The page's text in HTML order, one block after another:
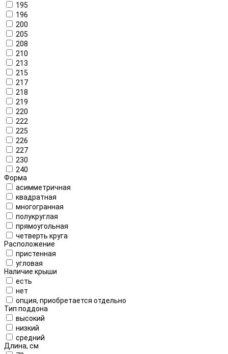
195
196
200
205
208
210
213
215
217
218
219
220
222
225
226
227
230
240
Форма
асимметричная
квадратная
многогранная
полукруглая
прямоугольная
четверть круга
Расположение
пристенная
угловая
Наличие крыши
есть
нет
опция, приобретается отдельно
Тип поддона
высокий
низкий
средний
Длина, см